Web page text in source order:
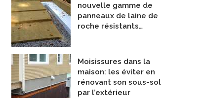
nouvelle gamme de
panneaux de laine de
roche résistants…
Moisissures dans la
maison: les éviter en
rénovant son sous-sol
par l’extérieur